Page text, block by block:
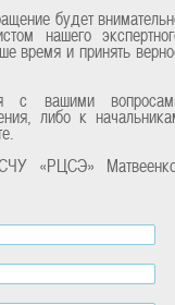
будет
нашего
время и принять
с вашими
либо к
«РЦСЭ»